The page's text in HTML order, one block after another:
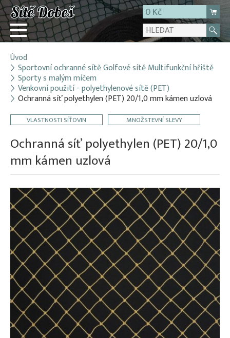
0 Kč
Přihlásit
Registrace
E-shop
O firmě
Úvod
Sportovní ochranné sítě Golfové sítě Multifunkční hřiště
Sporty s malým míčem
Venkovní použití - polyethylenové sítě (PET)
Ochranná síť polyethylen (PET) 20/1,0 mm kámen uzlová
VLASTNOSTI SÍŤOVIN MNOŽSTEVNÍ SLEVY
Ochranná síť polyethylen (PET) 20/1,0
mm kámen uzlová